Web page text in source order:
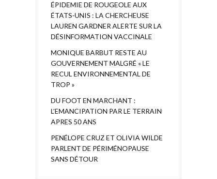
ÉPIDEMIE DE ROUGEOLE AUX
ÉTATS-UNIS : LA CHERCHEUSE
LAUREN GARDNER ALERTE SUR LA
DÉSINFORMATION VACCINALE
MONIQUE BARBUT RESTE AU
GOUVERNEMENT MALGRÉ « LE
RECUL ENVIRONNEMENTAL DE
TROP »
DU FOOT EN MARCHANT :
L’EMANCIPATION PAR LE TERRAIN
APRES 50 ANS
PENÉLOPE CRUZ ET OLIVIA WILDE
PARLENT DE PÉRIMÉNOPAUSE
SANS DÉTOUR